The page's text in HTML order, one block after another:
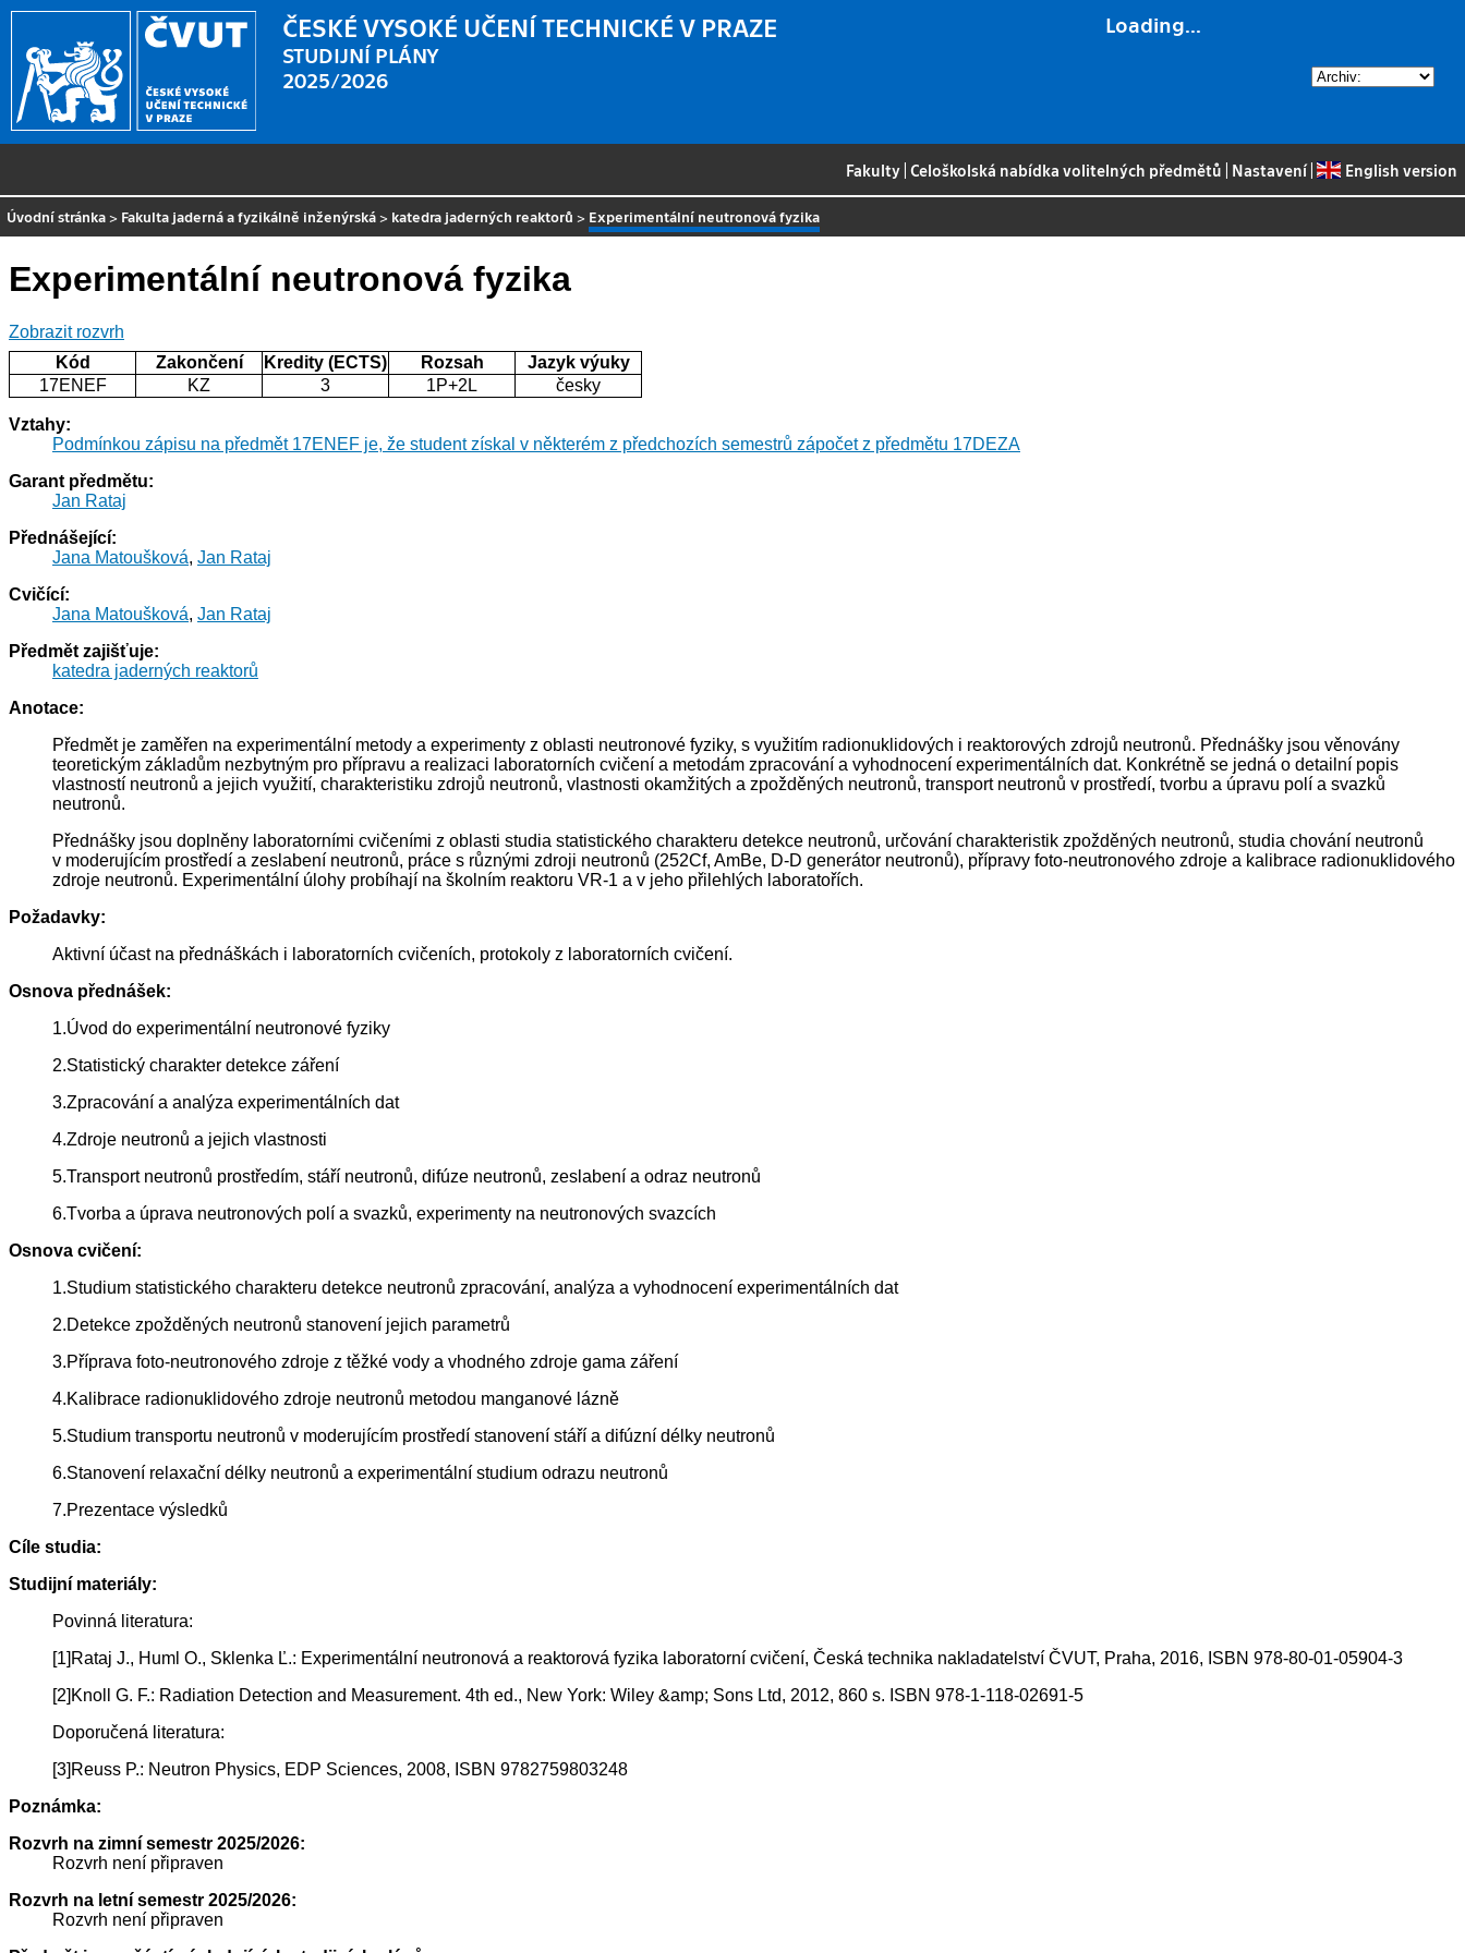
Loading...
ČESKÉ VYSOKÉ UČENÍ TECHNICKÉ V PRAZE
STUDIJNÍ PLÁNY
2025/2026
Fakulty |Celoškolská nabídka volitelných předmětů Nastavení| English version
Úvodní stránka > Fakulta jaderná a fyzikálně inženýrská > katedra jaderných reaktorů > Experimentální neutronová fyzika
Experimentální neutronová fyzika
Zobrazit rozvrh
Kód
Zakončení Kredity (ECTS) Rozsah
Jazyk výuky
17ENEF
KZ 3 1P+2L česky
Vztahy:
Podmínkou zápisu na předmět 17ENEF je, že student získal v některém z předchozích semestrů zápočet z předmětu 17DEZA
Garant předmětu:
Jan Rataj
Přednášející:
Jana Matoušková, Jan Rataj
Cvičící:
Jana Matoušková, Jan Rataj
Předmět zajišťuje:
katedra jaderných reaktorů
Anotace:
Předmět je zaměřen na experimentální metody a experimenty z oblasti neutronové fyziky, s využitím radionuklidových i reaktorových zdrojů neutronů. Přednášky jsou věnovány
teoretickým základům nezbytným pro přípravu a realizaci laboratorních cvičení a metodám zpracování a vyhodnocení experimentálních dat. Konkrétně se jedná o detailní popis
vlastností neutronů a jejich využití, charakteristiku zdrojů neutronů, vlastnosti okamžitých a zpožděných neutronů, transport neutronů v prostředí, tvorbu a úpravu polí a svazků
neutronů.
Přednášky jsou doplněny laboratorními cvičeními z oblasti studia statistického charakteru detekce neutronů, určování charakteristik zpožděných neutronů, studia chování neutronů
v moderujícím prostředí a zeslabení neutronů, práce s různými zdroji neutronů (252Cf, AmBe, D-D generátor neutronů), přípravy foto-neutronového zdroje a kalibrace radionuklidového
zdroje neutronů. Experimentální úlohy probíhají na školním reaktoru VR-1 a v jeho přilehlých laboratořích.
Požadavky:
Aktivní účast na přednáškách i laboratorních cvičeních, protokoly z laboratorních cvičení.
Osnova přednášek:
1.Úvod do experimentální neutronové fyziky
2.Statistický charakter detekce záření
3.Zpracování a analýza experimentálních dat
4.Zdroje neutronů a jejich vlastnosti
5.Transport neutronů prostředím, stáří neutronů, difúze neutronů, zeslabení a odraz neutronů
6.Tvorba a úprava neutronových polí a svazků, experimenty na neutronových svazcích
Osnova cvičení:
1.Studium statistického charakteru detekce neutronů zpracování, analýza a vyhodnocení experimentálních dat
2.Detekce zpožděných neutronů stanovení jejich parametrů
3.Příprava foto-neutronového zdroje z těžké vody a vhodného zdroje gama záření
4.Kalibrace radionuklidového zdroje neutronů metodou manganové lázně
5.Studium transportu neutronů v moderujícím prostředí stanovení stáří a difúzní délky neutronů
6.Stanovení relaxační délky neutronů a experimentální studium odrazu neutronů
7.Prezentace výsledků
Cíle studia:
Studijní materiály:
Povinná literatura:
[1]Rataj J., Huml O., Sklenka Ľ.: Experimentální neutronová a reaktorová fyzika laboratorní cvičení, Česká technika nakladatelství ČVUT, Praha, 2016, ISBN 978-80-01-05904-3
[2]Knoll G. F.: Radiation Detection and Measurement. 4th ed., New York: Wiley &amp; Sons Ltd, 2012, 860 s. ISBN 978-1-118-02691-5
Doporučená literatura:
[3]Reuss P.: Neutron Physics, EDP Sciences, 2008, ISBN 9782759803248
Poznámka:
Rozvrh na zimní semestr 2025/2026:
Rozvrh není připraven
Rozvrh na letní semestr 2025/2026:
Rozvrh není připraven